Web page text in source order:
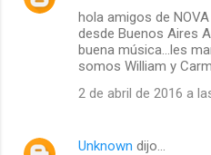
hola amigos de
desde Buenos Aires
buena música...les
somos William y
2 de abril de 2016 a
Unknown dijo…